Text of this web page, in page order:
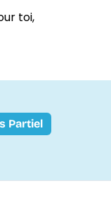
toi,
Partiel